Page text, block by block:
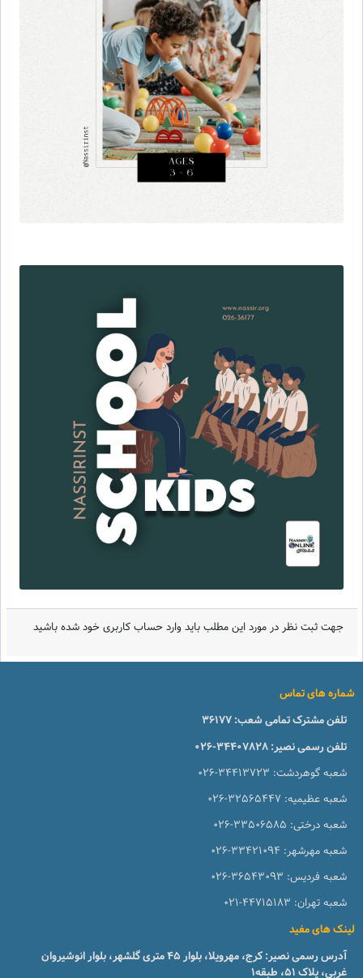
جهت ثبت نظر در مورد این مطلب باید وارد حساب کاربری خود شده باشید
شماره های تماس
تلفن مشترک تمامی شعب:36177
تلفن رسمی نصیر:026-34407828
شعبه گوهردشت: 026-34413723
شعبه عظیمیه: 026-32565447
شعبه درختی: 026-33506585
شعبه مهرشهر: 026-33421094
شعبه فردیس: 026-36543093
شعبه تهران: 021-44715183
لینک های مفید
آدرس رسمی نصیر: کرج، مهرویلا، بلوار 45 متری گلشهر، بلوار انوشیروان
غربی، پلاک 51، طبقه1